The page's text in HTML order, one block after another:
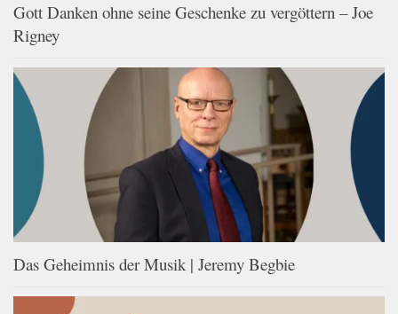
Gott Danken ohne seine Geschenke zu vergöttern – Joe
Rigney
Das Geheimnis der Musik | Jeremy Begbie